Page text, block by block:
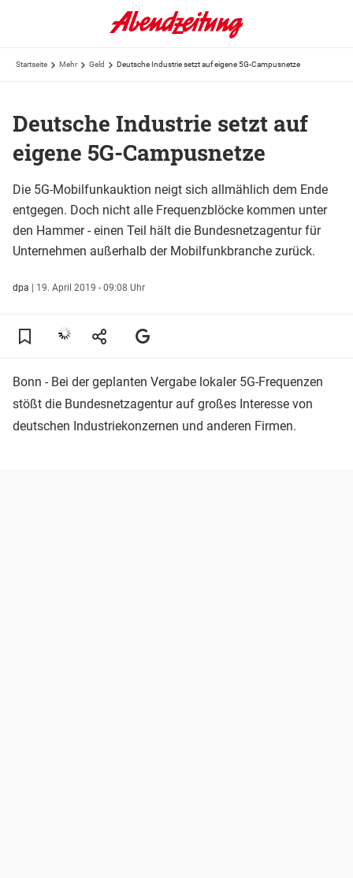
Startseite Mehr Geld Deutsche Industrie setzt auf eigene 5G-Campusnetze
Deutsche Industrie setzt auf
eigene 5G-Campusnetze
Die 5G-Mobilfunkauktion neigt sich allmählich dem Ende
entgegen. Doch nicht alle Frequenzblöcke kommen unter
den Hammer - einen Teil hält die Bundesnetzagentur für
Unternehmen außerhalb der Mobilfunkbranche zurück.
dpa | 19. April 2019 - 09:08 Uhr
Bonn - Bei der geplanten Vergabe lokaler 5G-Frequenzen
stößt die Bundesnetzagentur auf großes Interesse von
deutschen Industriekonzernen und anderen Firmen.